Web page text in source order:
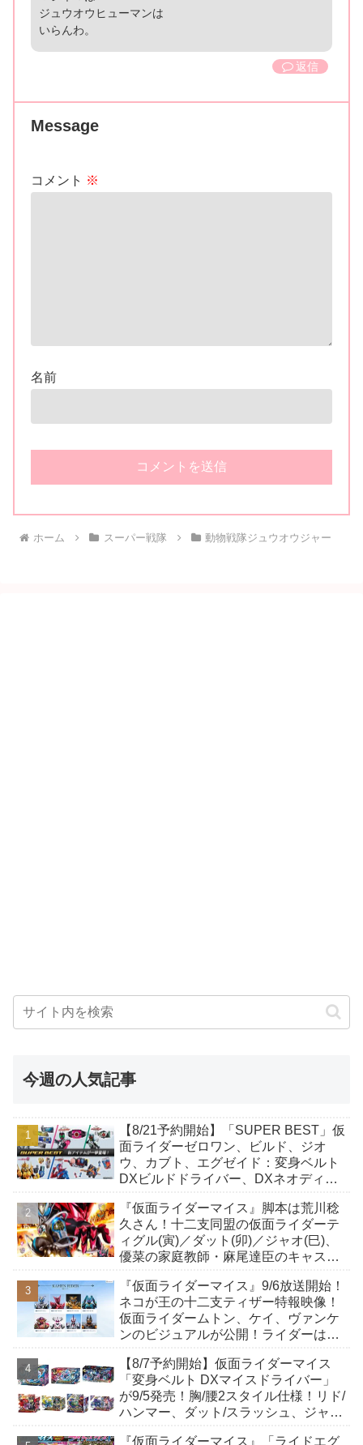
ジュウオウヒューマンは
いらんわ。
返信
Message
コメント ※
名前
ホーム スーパー戦隊 動物戦隊ジュウオウジャー
今週の人気記事
【8/21予約開始】「SUPER BEST」仮
面ライダーゼロワン、ビルド、ジオ
ウ、カブト、エグゼイド：変身ベルト
DXビルドドライバー、DXネオディケ
か12点！
『仮面ライダーマイス』脚本は荒川稔
久さん！十二支同盟の仮面ライダーテ
ィグル(寅)／ダット(卯)／ジャオ(巳)、
優菜の家庭教師・麻尾達臣のキャスト
んも変身！
『仮面ライダーマイス』9/6放送開始！
ネコが王の十二支ティザー特報映像！
仮面ライダームトン、ケイ、ヴァンケ
ンのビジュアルが公開！ライダーは子
【8/7予約開始】仮面ライダーマイス
「変身ベルト DXマイスドライバー」
が9/5発売！胸/腰2スタイル仕様！リド/
ハンマー、ダット/スラッシュ、ジャ
『仮面ライダーマイス』「ライドエグ